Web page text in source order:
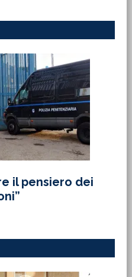
il pensiero dei